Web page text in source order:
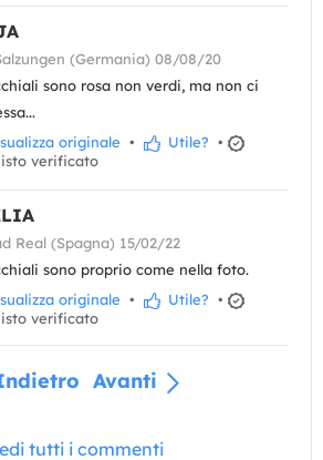
(Germania) 08/08/20
sono rosa non verdi, ma non ci
originale • Utile? •
verificato
Real (Spagna) 15/02/22
sono proprio come nella foto.
originale • Utile? •
verificato
Avanti
tutti i commenti